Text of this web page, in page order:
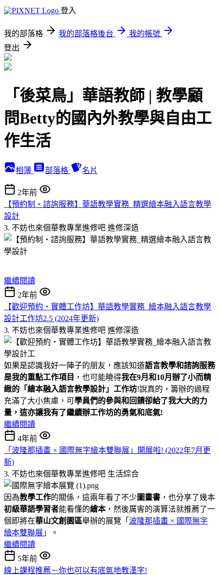
登入
我的部落格 我的部落格後台
我的帳號
登出
「後菜鳥」華語教師 | 教學顧
問Betty的國內外教學與自由工
作生活
相簿 部落格 名片
2年前
【預約制・諮詢服務】華語教學實務_精選繪本融入語言教學
設計
3. 不妨也來個華教專業進修吧 進修深造
繼續閱讀
2年前
【歡迎預約・實體工作坊】華語教學實務_繪本融入語言教學
設計工作坊2.5 (2024年更新)
3. 不妨也來個華教專業進修吧 進修深造
如果是認識我好一陣子的朋友，應該知道語言教學和諮詢服務
是我的重點工作項目 ，也可能曉得我在9月和10月辦了小而精
緻的「繪本融入語言教學設計」工作坊!說真的，籌辦的過程
充滿了大小焦慮，可學員們的參與和回饋卻給了我大大的力
量，這亦讓我有了繼續辦工作坊的勇氣和底氣!
繼續閱讀
4年前
「波隆那插畫 × 國際無字繪本雙聯展」開展啦! (2022年7月更
新)
3. 不妨也來個華教專業進修吧 生活綜合
因為教學工作的關係，這兩年看了不少 圖畫書 ，也分享了幾本
初級華語學習者能看懂的繪本，然後厲害的演算法就推薦了一
個即將在華山文創園區舉辦的展覽「 波隆那插畫 × 國際無字
繪本雙聯展 」。
繼續閱讀
5年前
線上課程推薦－你也可以有底氣地教漢字!